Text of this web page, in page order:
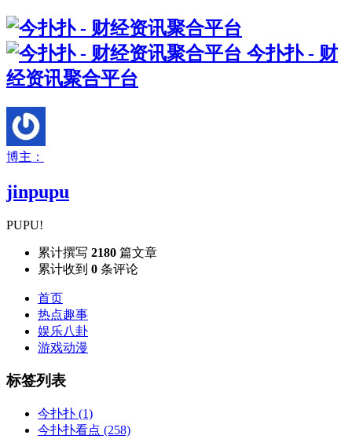
今扑扑 - 财
经资讯聚合平台
博主：
jinpupu
PUPU!
累计撰写 2180 篇文章
累计收到 0 条评论
首页
热点趣事
娱乐八卦
游戏动漫
标签列表
今扑扑 (1)
今扑扑看点 (258)